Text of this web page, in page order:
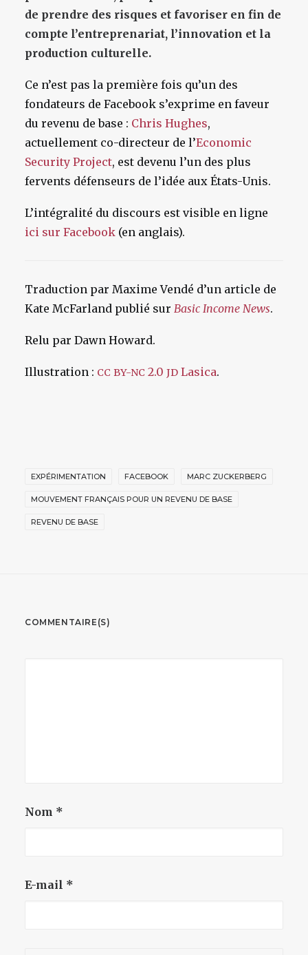
de prendre des risques et favoriser en fin de
compte l’entreprenariat, l’innovation et la
production culturelle.
Ce n’est pas la première fois qu’un des
fondateurs de Facebook s’exprime en faveur
du revenu de base : Chris Hughes,
actuellement co-directeur de l’Economic
Security Project, est devenu l’un des plus
fervents défenseurs de l’idée aux États-Unis.
L’intégralité du discours est visible en ligne
ici sur Facebook (en anglais).
Traduction par Maxime Vendé d’un article de
Kate McFarland publié sur Basic Income News.
Relu par Dawn Howard.
Illustration : CC BY-NC 2.0 JD Lasica.
EXPÉRIMENTATION FACEBOOK MARC ZUCKERBERG
MOUVEMENT FRANÇAIS POUR UN REVENU DE BASE
REVENU DE BASE
COMMENTAIRE(S)
Nom *
E-mail *